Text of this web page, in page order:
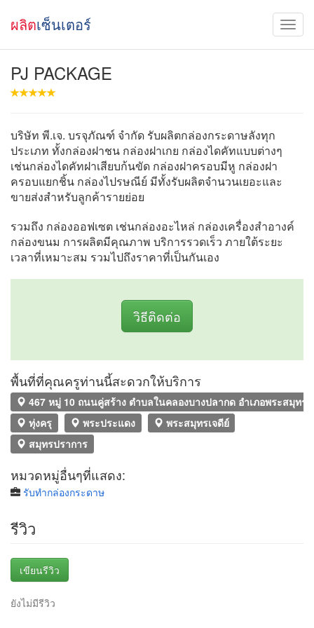
ผลิตเซ็นเตอร์
PJ PACKAGE
บริษัท พี.เจ. บรจุภัณฑ์ จำกัด รับผลิตกล่องกระดาษลังทุก
ประเภท ทั้งกล่องฝาชน กล่องฝาเกย กล่องไดคัทแบบต่างๆ
เช่นกล่องไดคัทฝาเสียบก้นขัด กล่องฝาครอบมีหู กล่องฝา
ครอบแยกชิ้น กล่องไปรษณีย์ มีทั้งรับผลิตจำนวนเยอะและ
ขายส่งสำหรับลูกค้ารายย่อย
รวมถึง กล่องออฟเซต เช่นกล่องอะไหล่ กล่องเครื่องสำอางค์
กล่องขนม การผลิตมีคุณภาพ บริการรวดเร็ว ภายใต้ระยะ
เวลาที่เหมาะสม รวมไปถึงราคาที่เป็นกันเอง
วิธีติดต่อ
พื้นที่ที่คุณครูท่านนี้สะดวกให้บริการ
467 หมู่ 10 ถนนคู่สร้าง ตำบลในคลองบางปลากด อำเภอพระสมุทร
ทุ่งครุ
พระประแดง
พระสมุทรเจดีย์
สมุทรปราการ
หมวดหมู่อื่นๆที่แสดง:
รับทํากล่องกระดาษ
รีวิว
เขียนรีวิว
ยังไม่มีรีวิว